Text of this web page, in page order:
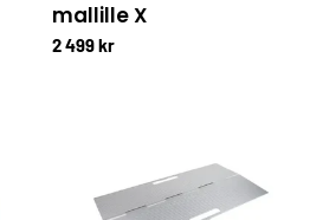
mallille X
2 499 kr